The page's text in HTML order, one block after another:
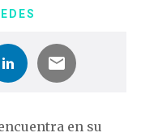
en su